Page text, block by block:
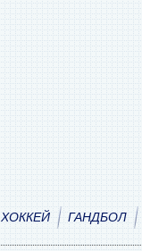
ХОККЕЙ ГАНДБОЛ